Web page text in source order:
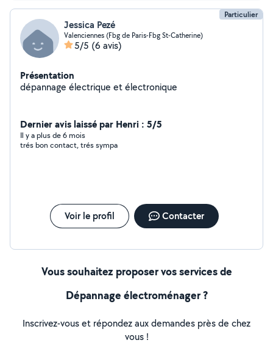
Particulier
Jessica Pezé
Valenciennes (Fbg de Paris-Fbg St-Catherine)
5/5 (6 avis)
Présentation
dépannage électrique et électronique
Dernier avis laissé par Henri : 5/5
Il y a plus de 6 mois
trés bon contact, trés sympa
Voir le profil Contacter
Vous souhaitez proposer vos services de
Dépannage électroménager ?
Inscrivez-vous et répondez aux demandes près de chez
vous !